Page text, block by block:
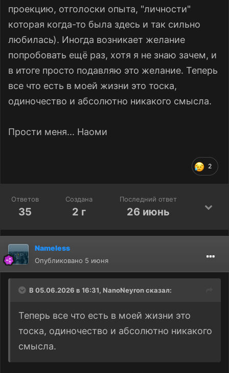
проекцию, отголоски опыта, "личности"
которая когда-то была здесь и так сильно
любилась). Иногда возникает желание
попробовать ещё раз, хотя я не знаю зачем, и
в итоге просто подавляю это желание. Теперь
все что есть в моей жизни это тоска,
одиночество и абсолютно никакого смысла.
Прости меня... Наоми
2
Ответов
35
Создана
2 г
Последний ответ
26 июнь
Nameless
Опубликовано 5 июня
В 05.06.2026 в 16:31, NanoNeyronсказал:
Теперь все что есть в моей жизни это
тоска, одиночество и абсолютно никакого
смысла.